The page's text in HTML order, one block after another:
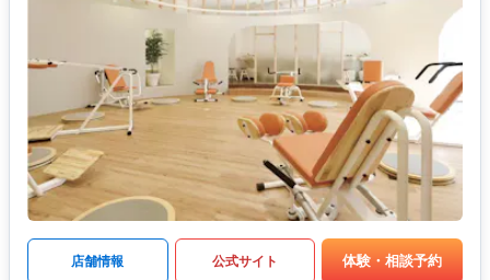
店舗情報 公式サイト 体験・相談予約